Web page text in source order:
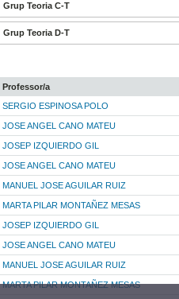
Grup Teoria C-T
Grup Teoria D-T
Professor/a
SERGIO ESPINOSA POLO
JOSE ANGEL CANO MATEU
JOSEP IZQUIERDO GIL
JOSE ANGEL CANO MATEU
MANUEL JOSE AGUILAR RUIZ
MARTA PILAR MONTAÑEZ MESAS
JOSEP IZQUIERDO GIL
JOSE ANGEL CANO MATEU
MANUEL JOSE AGUILAR RUIZ
MARTA PILAR MONTAÑEZ MESAS